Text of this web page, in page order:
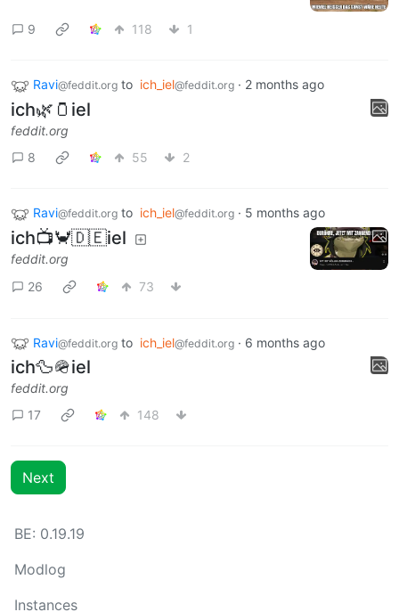
9 118 1
Ravi@feddit.org to ich_iel@feddit.org · 2 months ago
ich🌿🫙iel
feddit.org
8
55 2
Ravi@feddit.org to ich_iel@feddit.org · 5 months ago
ich📺🦀🇩🇪iel
feddit.org
26
73
Ravi@feddit.org to ich_iel@feddit.org · 6 months ago
ich🦆🪖iel
feddit.org
17
148
Next
BE: 0.19.19
Modlog
Instances